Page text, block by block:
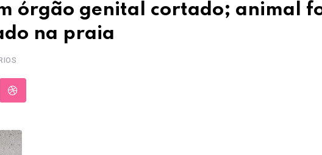
órgão genital cortado; animal
na praia
StumbleUpon